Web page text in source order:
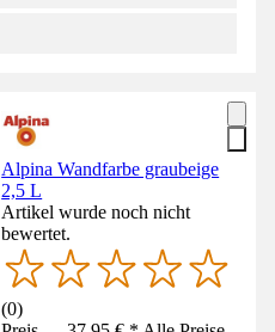
Alpina Wandfarbe graubeige
2,5 L
Artikel wurde noch nicht
bewertet.
(0)